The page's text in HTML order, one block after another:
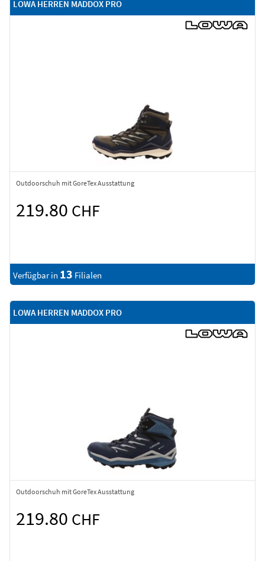
LOWA HERREN MADDOX PRO
Outdoorschuh mit GoreTex Ausstattung
219.80 CHF
Verfügbar in 13 Filialen
LOWA HERREN MADDOX PRO
Outdoorschuh mit GoreTex Ausstattung
219.80 CHF